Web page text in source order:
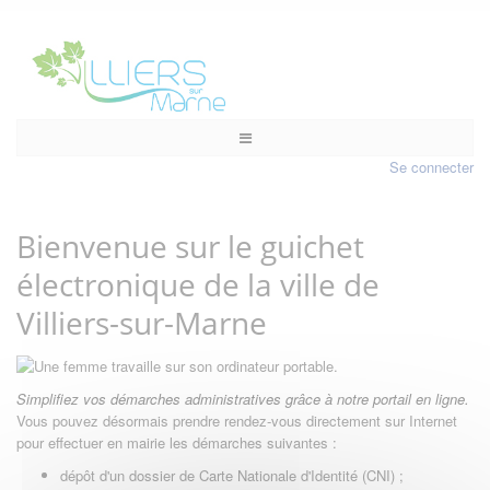
Se connecter
Bienvenue sur le guichet
électronique de la ville de
Villiers-sur-Marne
Simplifiez vos démarches administratives grâce à notre portail en ligne.
Vous pouvez désormais prendre rendez-vous directement sur Internet
pour effectuer en mairie les démarches suivantes :
dépôt d'un dossier de Carte Nationale d'Identité (CNI) ;